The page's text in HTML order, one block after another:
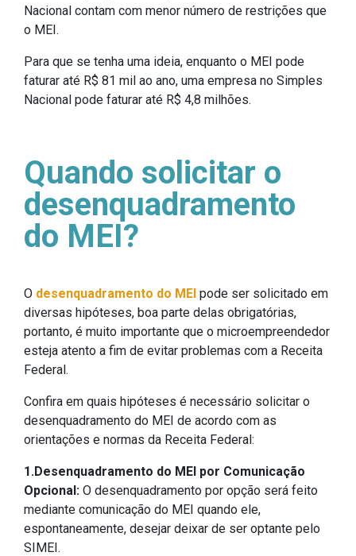
Nacional contam com menor número de restrições que
o MEI.
Para que se tenha uma ideia, enquanto o MEI pode
faturar até R$ 81 mil ao ano, uma empresa no Simples
Nacional pode faturar até R$ 4,8 milhões.
Quando solicitar o
desenquadramento
do MEI?
O desenquadramento do MEI pode ser solicitado em
diversas hipóteses, boa parte delas obrigatórias,
portanto, é muito importante que o microempreendedor
esteja atento a fim de evitar problemas com a Receita
Federal.
Confira em quais hipóteses é necessário solicitar o
desenquadramento do MEI de acordo com as
orientações e normas da Receita Federal:
1.Desenquadramento do MEI por Comunicação
Opcional: O desenquadramento por opção será feito
mediante comunicação do MEI quando ele,
espontaneamente, desejar deixar de ser optante pelo
SIMEI.